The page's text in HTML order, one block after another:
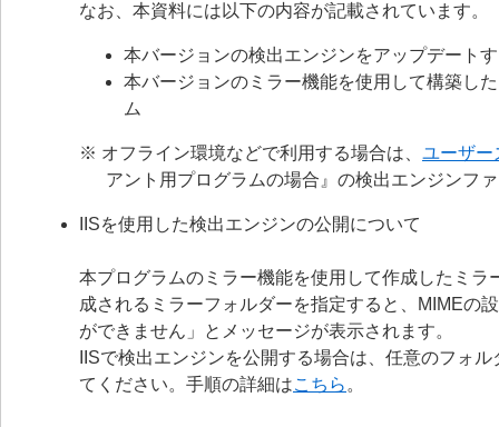
なお、本資料には以下の内容が記載されています。
本バージョンの検出エンジンをアップデート
本バージョンのミラー機能を使用して構築し
ム
※ オフライン環境などで利用する場合は、 ユーザー
アント用プログラムの場合』の検出エンジンフ
IISを使用した検出エンジンの公開について
本プログラムのミラー機能を使用して作成したミ
成されるミラーフォルダーを指定すると、MIMEの
ができません」とメッセージが表示されます。
IISで検出エンジンを公開する場合は、任意のフォ
てください。手順の詳細はこちら 。